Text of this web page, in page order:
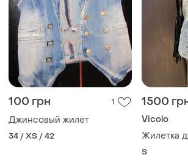
100 грн 1
Джинсовый жилет
34 / XS / 42
1500
Vicolo
Жилетка
S